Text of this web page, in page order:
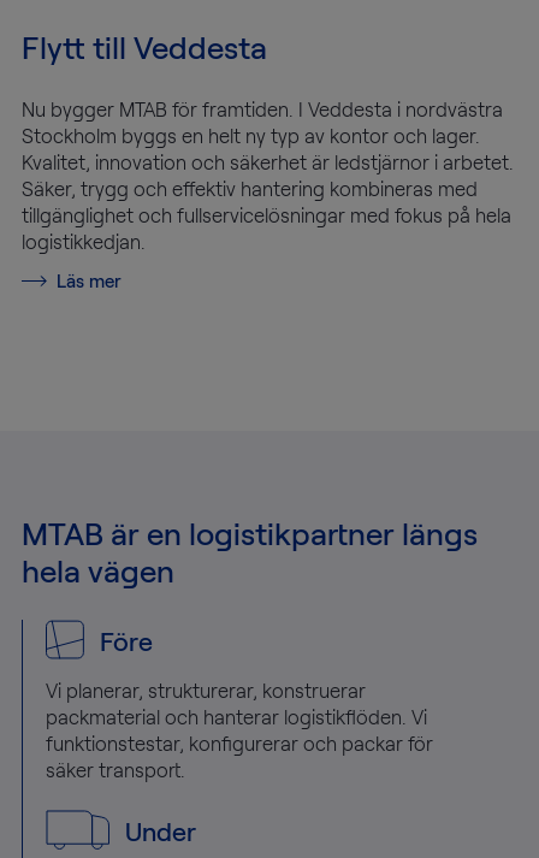
Flytt till Veddesta
Nu bygger MTAB för framtiden. I Veddesta i nordvästra
Stockholm byggs en helt ny typ av kontor och lager.
Kvalitet, innovation och säkerhet är ledstjärnor i arbetet.
Säker, trygg och effektiv hantering kombineras med
tillgänglighet och fullservicelösningar med fokus på hela
logistikkedjan.
Läs mer
MTAB är en logistikpartner längs
hela vägen
Före
Vi planerar, strukturerar, konstruerar
packmaterial och hanterar logistikflöden. Vi
funktionstestar, konfigurerar och packar för
säker transport.
Under